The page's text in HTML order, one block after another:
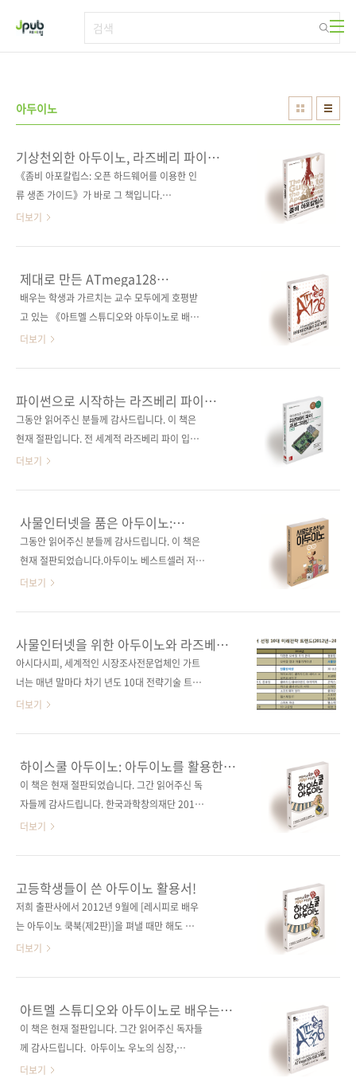
아두이노
기상천외한 아두이노, 라즈베리 파이
활용서
《좀비 아포칼립스: 오픈 하드웨어를 이용한 인
류 생존 가이드》가 바로 그 책입니다.
Apocalypse(아포칼립스)는 대재앙이나 지구 종
좀비가 세상을 뒤덮은 시기를 뜻합니다. 좀비와
맞서는 영화 〈부산행〉이 흥행이 될 정도로, 이
제 좀비는 우리에게도 제법 익숙한(?) 공포의 대
세상에서 간단한 회로나 아두이노, 라즈베리 파
이 등을 활용하여 인간의 베이스캠프를 지키는
만, 기상천외하면서도 재기발랄한 기획이지 않
나요? :) 이 책을 먼저 읽은 영어권 독자들도 비
슷한 반응을 보이고 있네요. Amazon 독자 서평
보기 책..
더보기
제대로 만든 ATmega128
마이크로컨트롤러 교과서
배우는 학생과 가르치는 교수 모두에게 호평받
고 있는 《아트멜 스튜디오와 아두이노로 배우
는 ATmega328 프로그래밍》의 저자께서 심혈
ATmega328 프로그래밍》 서평 보기정말로 대
단한 책입니다. 오랜만에 곱게 포장해 아껴주고
싶은 책을 만났다. 위 서적은 아두이노 우노에서
위해 레지스터를 사용하여 프로그램을 작성하는
'C 스타일'과 추상화된 함수를 사용하여 스케치
반면, 오늘 소개해드릴 《ATmega128로 배우
는 마이크로컨트롤러 프로그래밍》은 대학의 전
통적인 마이크로컨트롤러 수업에 잘 부합하도록
구성한 책이라고 보시면 되..
더보기
파이썬으로 시작하는 라즈베리 파이
프로그래밍(제2판)
그동안 읽어주신 분들께 감사드립니다. 이 책은
현재 절판입니다. 전 세계적 라즈베리 파이 입문
서, 라즈베리 파이 2로 업데이트! 아마존에서 가
Programming the Raspberry Pi: Getting
Started with Python, 2nd Edition(ISBN:
9781259587405) 저자명 사이먼 몽크 역자명
시리즈 I♥Robot 07 (아이러브로봇 07) 판 형
(170*225*14) 제 본 무선(soft cover) 정 가
(93000) 키워드 마이크로컨트롤러 / 파이썬 /
리눅스..
더보기
사물인터넷을 품은 아두이노:
사물인터넷에 필요한 연결의 모든 것
그동안 읽어주신 분들께 감사드립니다. 이 책은
현재 절판되었습니다.아두이노 베스트셀러 저자
가 공개하는 사물인터넷을 위한 아두이노! 출판
(188*245*26)제 본 무선(soft cover)정 가
30,000원ISBN 979-11-85890-40-1 (93000)
키워드 사물인터넷 / IoT / 아두이노 / 마이크로
러 / 아두이노 관련 사이트■ 저자 운영 카페(독
자 Q&A 제공) 관련 포스트■ 2016/01/13 - [출
라즈베리 파이 관련 시리즈■ (없음) 관련 도서
■ 사물인터넷을 품은 라즈베리 파이■ 아트멜
스튜디오와 아두이노로..
더보기
사물인터넷을 위한 아두이노와 라즈베리
파이
아시다시피, 세계적인 시장조사전문업체인 가트
너는 매년 말마다 차기 년도 10대 전략기술 트렌
드를 발표하고 있는데요. 사물인터넷이 2012년
이 우리 생활 깊숙이 자리를 잡을 것이란 의미로
받아들여도 될 것 같습니다. 실제로 며칠 전에 끝
난 세계가전박람회인 CES 2016에서는 로봇, 스
많이 선보였다고 합니다. [CES2016-결산①] 올
해 주인공 '사물인터넷'과 '스마트카' "사물인터
일상생활에 다양한 형태로 적용되고 있습니다."
위의 말은 홍원표 삼성SDS 사장의 CES 2016
기조연설문의 일부인데, '사물인터넷은 이미 현
실..
더보기
하이스쿨 아두이노: 아두이노를 활용한
고등학교 과학실험
이 책은 현재 절판되었습니다. 그간 읽어주신 독
자들께 감사드립니다. 한국과학창의재단 2016
년 우수과학도서 선정!물화생지 주요 이론 14가
지은이 SADA감수자 박종화 외 8인출판일 2015
년 10월 30일페이지 240쪽시리즈 (없음)판 형
46배판변형(188*245*14)제 본 무선(soft
34-0 (93000)키워드 아두이노 / 과학 실험 / 물
리 / 화학 / 생명과학 / 지구과학분 야 하드웨어 /
홈페이지 관련 포스트■ 2015/10/19 - [출간전
책소식] - 고등학생들이 쓴 아두이노 활용서! 관
련 ..
더보기
고등학생들이 쓴 아두이노 활용서!
저희 출판사에서 2012년 9월에 [레시피로 배우
는 아두이노 쿡북(제2판)]을 펴낼 때만 해도 시
중에 아두이노 서적이 5종인가밖에 되지 않았는
러나 센서 등과 함께 설명한 책들까지 합치면 60
여 종에 이르는 것 같습니다. 그만큼 최근 몇 년
사이에 아두이노(혹은 오픈 하드웨어)에 대한 관
저희 제이펍에서 펴낸 책만 해도 위에서 언급한
더보기
아트멜 스튜디오와 아두이노로 배우는
ATmega328 프로그래밍
이 책은 현재 절판입니다. 그간 읽어주신 독자들
께 감사드립니다. 아두이노 우노의 심장,
ATmega328을 뛰게 하는 두 가지 방법!베스트
더보기